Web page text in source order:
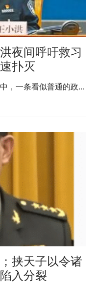
夜间呼吁救习
扑灭
，一条看似普通的政…
挟天子以令诸
入分裂